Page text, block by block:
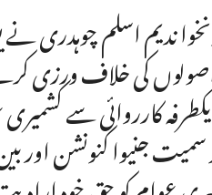
ندیم اسلم چوہدری
یکطرفہ کارروائی سے
سمیت جنیوا کنونشن